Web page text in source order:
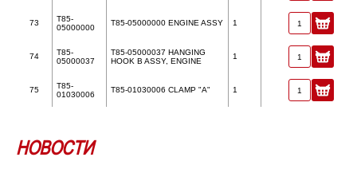
73
T85-
05000000
T85-05000000 ENGINE ASSY 1
74
T85-
05000037
T85-05000037 HANGING
HOOK B ASSY, ENGINE
1
75
T85-
01030006
T85-01030006 CLAMP "A" 1
НОВОСТИ